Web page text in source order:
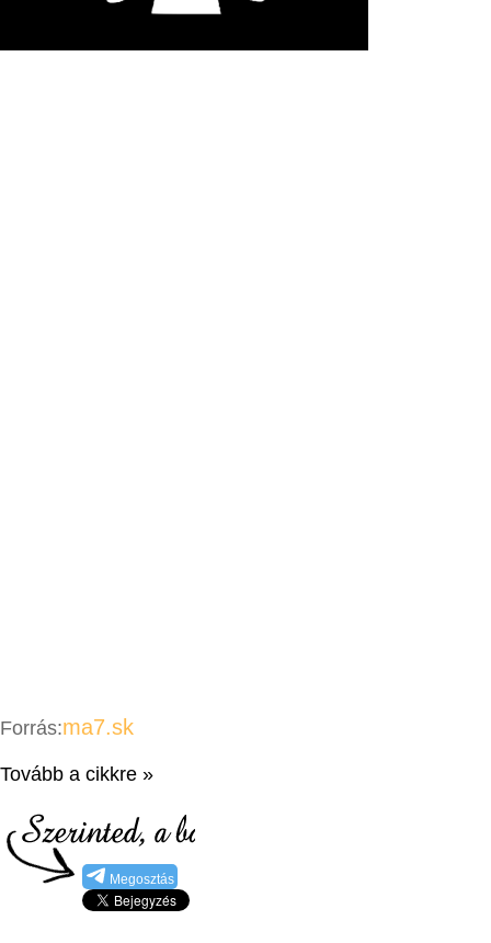
Forrás:ma7.sk
Tovább a cikkre »
Megosztás